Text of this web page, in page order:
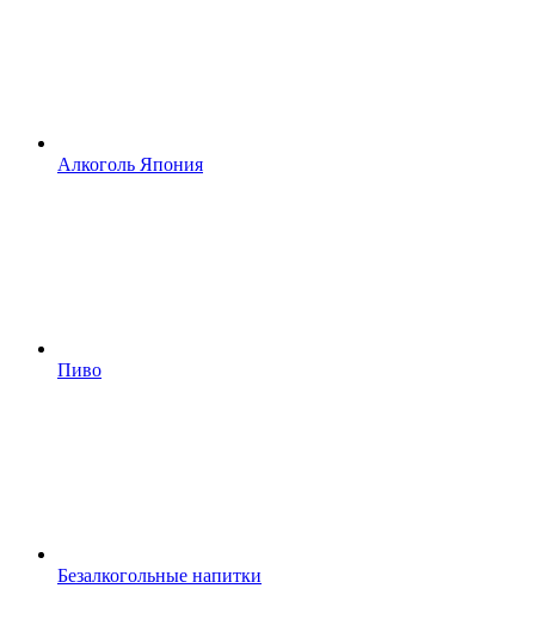
Алкоголь Япония
Пиво
Безалкогольные напитки